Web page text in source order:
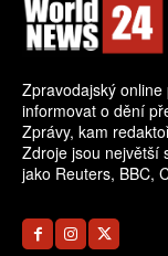
Zpravodajský
informovat o dění
Zprávy, kam
Zdroje jsou největší
jako Reuters, BBC,